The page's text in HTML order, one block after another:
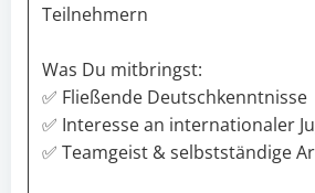
Teilnehmern
Was Du mitbringst:
✅ Fließende Deutschkenntnisse
✅ Interesse an internationaler
✅ Teamgeist & selbstständige